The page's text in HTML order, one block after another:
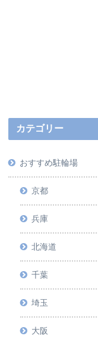
カテゴリー
おすすめ駐輪場
京都
兵庫
北海道
千葉
埼玉
大阪